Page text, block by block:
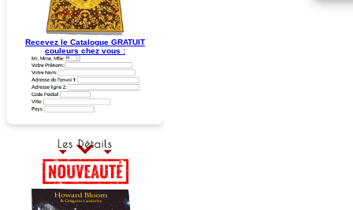
Recevez le Catalogue GRATUIT
couleurs chez vous :